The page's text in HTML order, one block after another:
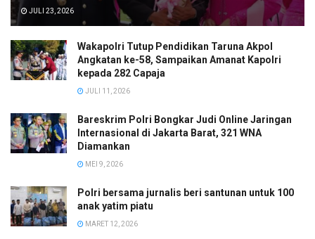
JULI 23, 2026
Wakapolri Tutup Pendidikan Taruna Akpol
Angkatan ke-58, Sampaikan Amanat Kapolri
kepada 282 Capaja
JULI 11, 2026
Bareskrim Polri Bongkar Judi Online Jaringan
Internasional di Jakarta Barat, 321 WNA
Diamankan
MEI 9, 2026
Polri bersama jurnalis beri santunan untuk 100
anak yatim piatu
MARET 12, 2026